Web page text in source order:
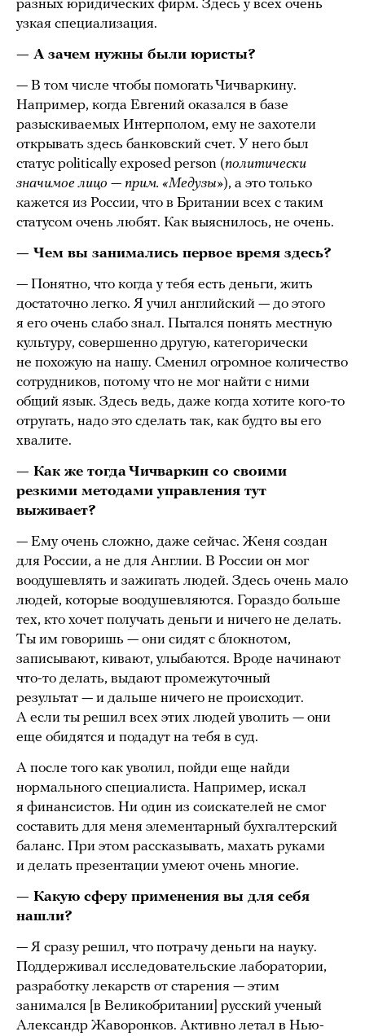
разных юридических фирм. Здесь у всех очень
узкая специализация.
— А зачем нужны были юристы?
— В том числе чтобы помогать Чичваркину.
Например, когда Евгений оказался в базе
разыскиваемых Интерполом, ему не захотели
открывать здесь банковский счет. У него был
статус politically exposed person (политически
значимое лицо — прим. «Медузы»), а это только
кажется из России, что в Британии всех с таким
статусом очень любят. Как выяснилось, не очень.
— Чем вы занимались первое время здесь?
— Понятно, что когда у тебя есть деньги, жить
достаточно легко. Я учил английский — до этого
я его очень слабо знал. Пытался понять местную
культуру, совершенно другую, категорически
не похожую на нашу. Сменил огромное количество
сотрудников, потому что не мог найти с ними
общий язык. Здесь ведь, даже когда хотите кого-то
отругать, надо это сделать так, как будто вы его
хвалите.
— Как же тогда Чичваркин со своими
резкими методами управления тут
выживает?
— Ему очень сложно, даже сейчас. Женя создан
для России, а не для Англии. В России он мог
воодушевлять и зажигать людей. Здесь очень мало
людей, которые воодушевляются. Гораздо больше
тех, кто хочет получать деньги и ничего не делать.
Ты им говоришь — они сидят с блокнотом,
записывают, кивают, улыбаются. Вроде начинают
что-то делать, выдают промежуточный
результат — и дальше ничего не происходит.
А если ты решил всех этих людей уволить — они
еще обидятся и подадут на тебя в суд.
А после того как уволил, пойди еще найди
нормального специалиста. Например, искал
я финансистов. Ни один из соискателей не смог
составить для меня элементарный бухгалтерский
баланс. При этом рассказывать, махать руками
и делать презентации умеют очень многие.
— Какую сферу применения вы для себя
нашли?
— Я сразу решил, что потрачу деньги на науку.
Поддерживал исследовательские лаборатории,
разработку лекарств от старения — этим
занимался [в Великобритании] русский ученый
Александр Жаворонков. Активно летал в Нью-